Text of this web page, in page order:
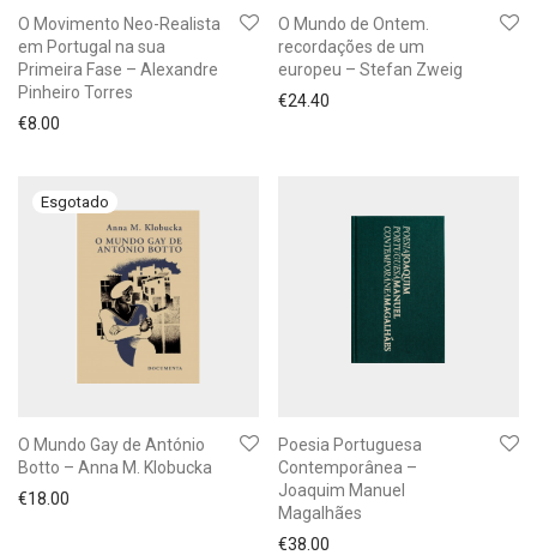
O Movimento Neo-Realista
em Portugal na sua
Primeira Fase – Alexandre
Pinheiro Torres
€8.00
O Mundo de Ontem.
recordações de um
europeu – Stefan Zweig
€24.40
O Mundo Gay de António
Botto – Anna M. Klobucka
€18.00
Poesia Portuguesa
Contemporânea –
Joaquim Manuel
Magalhães
€38.00